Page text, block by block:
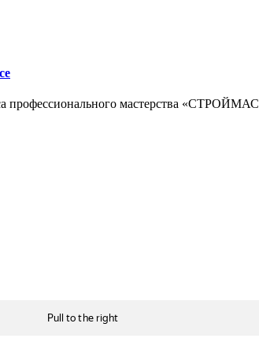
профессионального мастерства